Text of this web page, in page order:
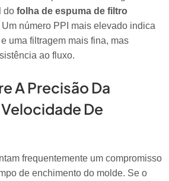
do folha de espuma de filtro
Um número PPI mais elevado indica
uma filtragem mais fina, mas
ao fluxo.
A Precisão Da
De
frequentemente um compromisso
de enchimento do molde. Se o